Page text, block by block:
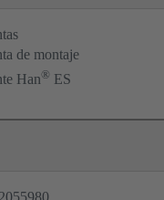
de montaje
Han® ES